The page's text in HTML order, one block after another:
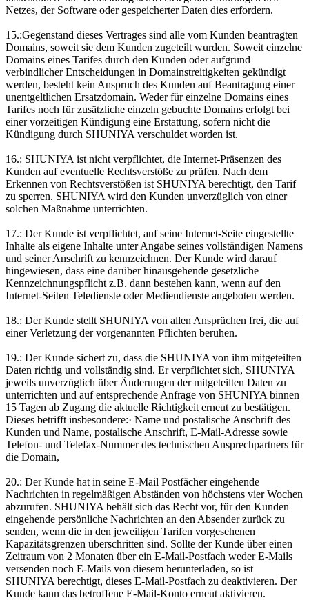
Netzes, der Software oder gespeicherter Daten dies erfordern.
15.:Gegenstand dieses Vertrages sind alle vom Kunden beantragten
Domains, soweit sie dem Kunden zugeteilt wurden. Soweit einzelne
Domains eines Tarifes durch den Kunden oder aufgrund
verbindlicher Entscheidungen in Domainstreitigkeiten gekündigt
werden, besteht kein Anspruch des Kunden auf Beantragung einer
unentgeltlichen Ersatzdomain. Weder für einzelne Domains eines
Tarifes noch für zusätzliche einzeln gebuchte Domains erfolgt bei
einer vorzeitigen Kündigung eine Erstattung, sofern nicht die
Kündigung durch SHUNIYA verschuldet worden ist.
16.: SHUNIYA ist nicht verpflichtet, die Internet-Präsenzen des
Kunden auf eventuelle Rechtsverstöße zu prüfen. Nach dem
Erkennen von Rechtsverstößen ist SHUNIYA berechtigt, den Tarif
zu sperren. SHUNIYA wird den Kunden unverzüglich von einer
solchen Maßnahme unterrichten.
17.: Der Kunde ist verpflichtet, auf seine Internet-Seite eingestellte
Inhalte als eigene Inhalte unter Angabe seines vollständigen Namens
und seiner Anschrift zu kennzeichnen. Der Kunde wird darauf
hingewiesen, dass eine darüber hinausgehende gesetzliche
Kennzeichnungspflicht z.B. dann bestehen kann, wenn auf den
Internet-Seiten Teledienste oder Mediendienste angeboten werden.
18.: Der Kunde stellt SHUNIYA von allen Ansprüchen frei, die auf
einer Verletzung der vorgenannten Pflichten beruhen.
19.: Der Kunde sichert zu, dass die SHUNIYA von ihm mitgeteilten
Daten richtig und vollständig sind. Er verpflichtet sich, SHUNIYA
jeweils unverzüglich über Änderungen der mitgeteilten Daten zu
unterrichten und auf entsprechende Anfrage von SHUNIYA binnen
15 Tagen ab Zugang die aktuelle Richtigkeit erneut zu bestätigen.
Dieses betrifft insbesondere:· Name und postalische Anschrift des
Kunden und Name, postalische Anschrift, E-Mail-Adresse sowie
Telefon- und Telefax-Nummer des technischen Ansprechpartners für
die Domain,
20.: Der Kunde hat in seine E-Mail Postfächer eingehende
Nachrichten in regelmäßigen Abständen von höchstens vier Wochen
abzurufen. SHUNIYA behält sich das Recht vor, für den Kunden
eingehende persönliche Nachrichten an den Absender zurück zu
senden, wenn die in den jeweiligen Tarifen vorgesehenen
Kapazitätsgrenzen überschritten sind. Sollte der Kunde über einen
Zeitraum von 2 Monaten über ein E-Mail-Postfach weder E-Mails
versenden noch E-Mails von diesem herunterladen, so ist
SHUNIYA berechtigt, dieses E-Mail-Postfach zu deaktivieren. Der
Kunde kann das betroffene E-Mail-Konto erneut aktivieren.